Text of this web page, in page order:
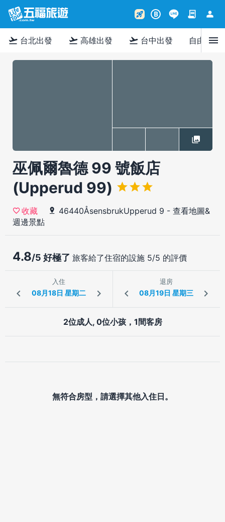
rocket_launch B contract person
flight_takeoff 台北出發 flight_takeoff 高雄出發 flight_takeoff 台中出發 自由行menu
巫佩爾魯德 99 號飯店
(Upperud 99)
收藏 46440ÅsensbrukUpperud 9 - 查看地圖&
週邊景點
4.8/5 好極了 旅客給了住宿的設施 5/5 的評價
入住 退房
2位成人, 0位小孩，1間客房
無符合房型，請選擇其他入住日。